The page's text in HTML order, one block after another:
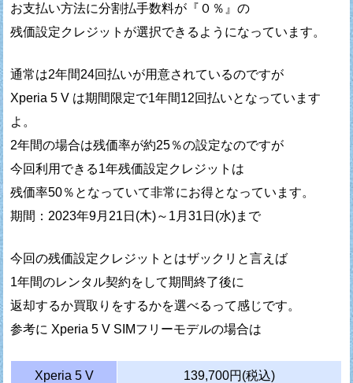
お支払い方法に分割払手数料が『０％』の
残価設定クレジットが選択できるようになっています。
通常は2年間24回払いが用意されているのですが
Xperia 5 V は期間限定で1年間12回払いとなっています
よ。
2年間の場合は残価率が約25％の設定なのですが
今回利用できる1年残価設定クレジットは
残価率50％となっていて非常にお得となっています。
期間：2023年9月21日(木)～1月31日(水)まで
今回の残価設定クレジットとはザックリと言えば
1年間のレンタル契約をして期間終了後に
返却するか買取りをするかを選べるって感じです。
参考に Xperia 5 V SIMフリーモデルの場合は
Xperia 5 V 139,700円(税込)